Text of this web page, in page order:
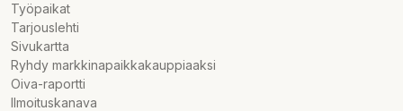
Työpaikat
Tarjouslehti
Sivukartta
Ryhdy markkinapaikkakauppiaaksi
Oiva-raportti
Ilmoituskanava